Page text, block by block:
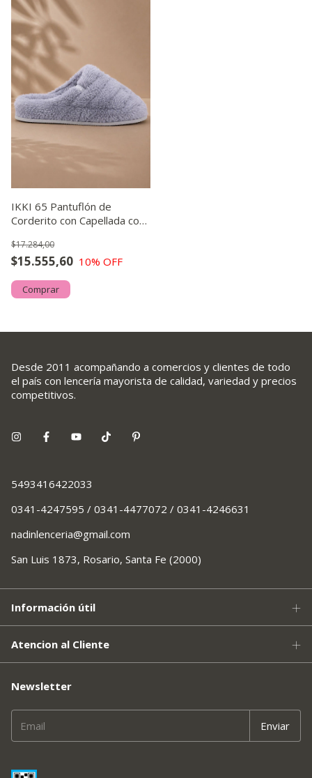
IKKI 65 Pantuflón de
Corderito con Capellada con
$15.555,60
$17.284,00
10% OFF
Comprar
Desde 2011 acompañando a comercios y clientes de todo
el país con lencería mayorista de calidad, variedad y precios
competitivos.
5493416422033
0341-4247595 / 0341-4477072 / 0341-4246631
nadinlenceria@gmail.com
San Luis 1873, Rosario, Santa Fe (2000)
Información útil
Atencion al Cliente
Newsletter